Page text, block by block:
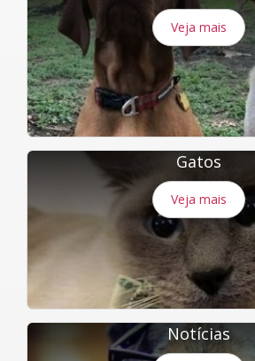
Veja mais
Gatos
Veja mais
Notícias